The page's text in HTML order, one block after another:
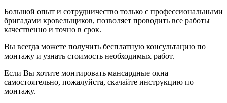
Большой опыт и сотрудничество только с профессиональными
бригадами кровельщиков, позволяет проводить все работы
качественно и точно в срок.
Вы всегда можете получить бесплатную консультацию по
монтажу и узнать стоимость необходимых работ.
Если Вы хотите монтировать мансардные окна
самостоятельно, пожалуйста, скачайте инструкцию по
монтажу.